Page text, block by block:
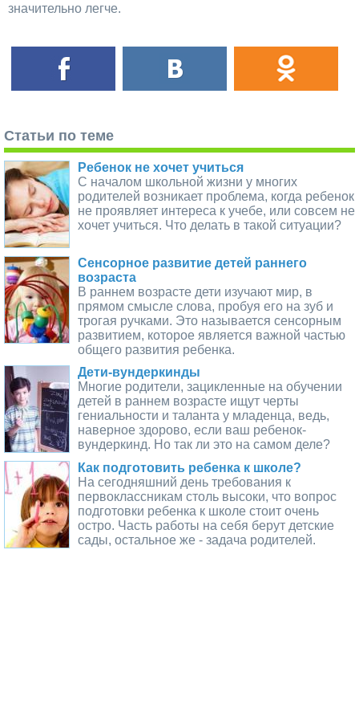
значительно легче.
Статьи по теме
Ребенок не хочет учиться
С началом школьной жизни у многих
родителей возникает проблема, когда ребенок
не проявляет интереса к учебе, или совсем не
хочет учиться. Что делать в такой ситуации?
Сенсорное развитие детей раннего
возраста
В раннем возрасте дети изучают мир, в
прямом смысле слова, пробуя его на зуб и
трогая ручками. Это называется сенсорным
развитием, которое является важной частью
общего развития ребенка.
Дети-вундеркинды
Многие родители, зацикленные на обучении
детей в раннем возрасте ищут черты
гениальности и таланта у младенца, ведь,
наверное здорово, если ваш ребенок-
вундеркинд. Но так ли это на самом деле?
Как подготовить ребенка к школе?
На сегодняшний день требования к
первоклассникам столь высоки, что вопрос
подготовки ребенка к школе стоит очень
остро. Часть работы на себя берут детские
сады, остальное же - задача родителей.